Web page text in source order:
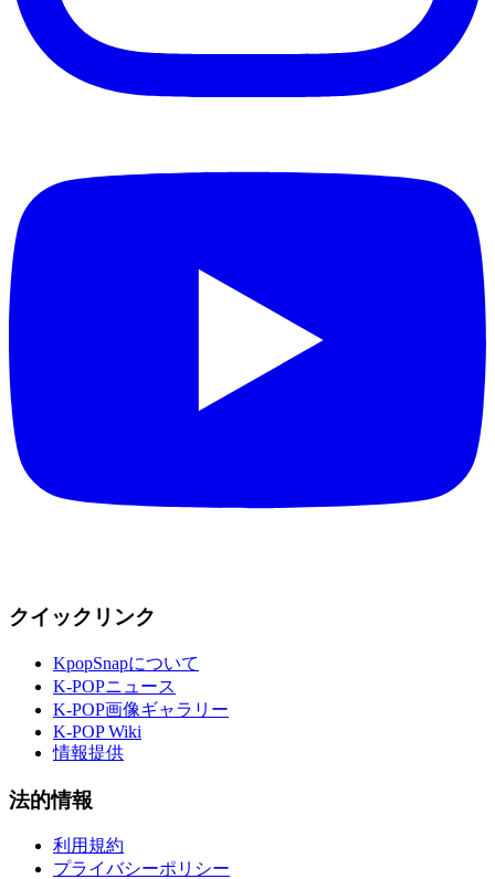
クイックリンク
KpopSnapについて
K-POPニュース
K-POP画像ギャラリー
K-POP Wiki
情報提供
法的情報
利用規約
プライバシーポリシー